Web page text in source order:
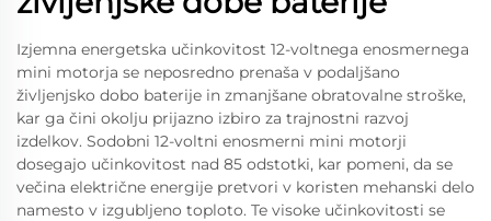
Izjemna energetska učinkovitost 12-voltnega enosmernega
mini motorja se neposredno prenaša v podaljšano
življenjsko dobo baterije in zmanjšane obratovalne stroške,
kar ga čini okolju prijazno izbiro za trajnostni razvoj
izdelkov. Sodobni 12-voltni enosmerni mini motorji
dosegajo učinkovitost nad 85 odstotki, kar pomeni, da se
večina električne energije pretvori v koristen mehanski delo
namesto v izgubljeno toploto. Te visoke učinkovitosti se